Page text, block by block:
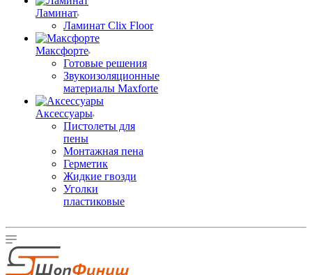
Ламинат
Ламинат Clix Floor
Максфорте
Готовые решения
Звукоизоляционные
материалы Maxforte
Аксессуары
Пистолеты для
пены
Монтажная пена
Герметик
Жидкие гвозди
Уголки
пластиковые